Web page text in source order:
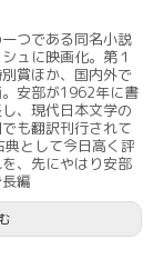
つである同名小説
ュに映画化。第１
賞ほか、国内外で
安部が1962年に書
、現代日本文学の
も翻訳刊行されて
として今日高く評
、先にやはり安部
編